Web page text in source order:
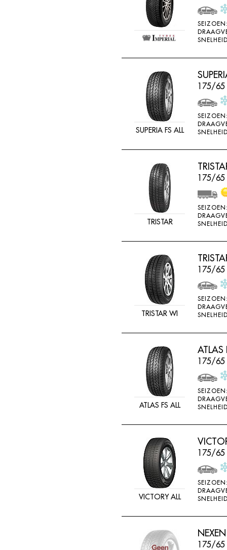
SUPERIA FS ALL
175/65
TRISTAR
175/65
TRISTAR WI
175/65
ATLAS FS ALL
ATLAS
175/65
VICTORY ALL
175/65
175/65